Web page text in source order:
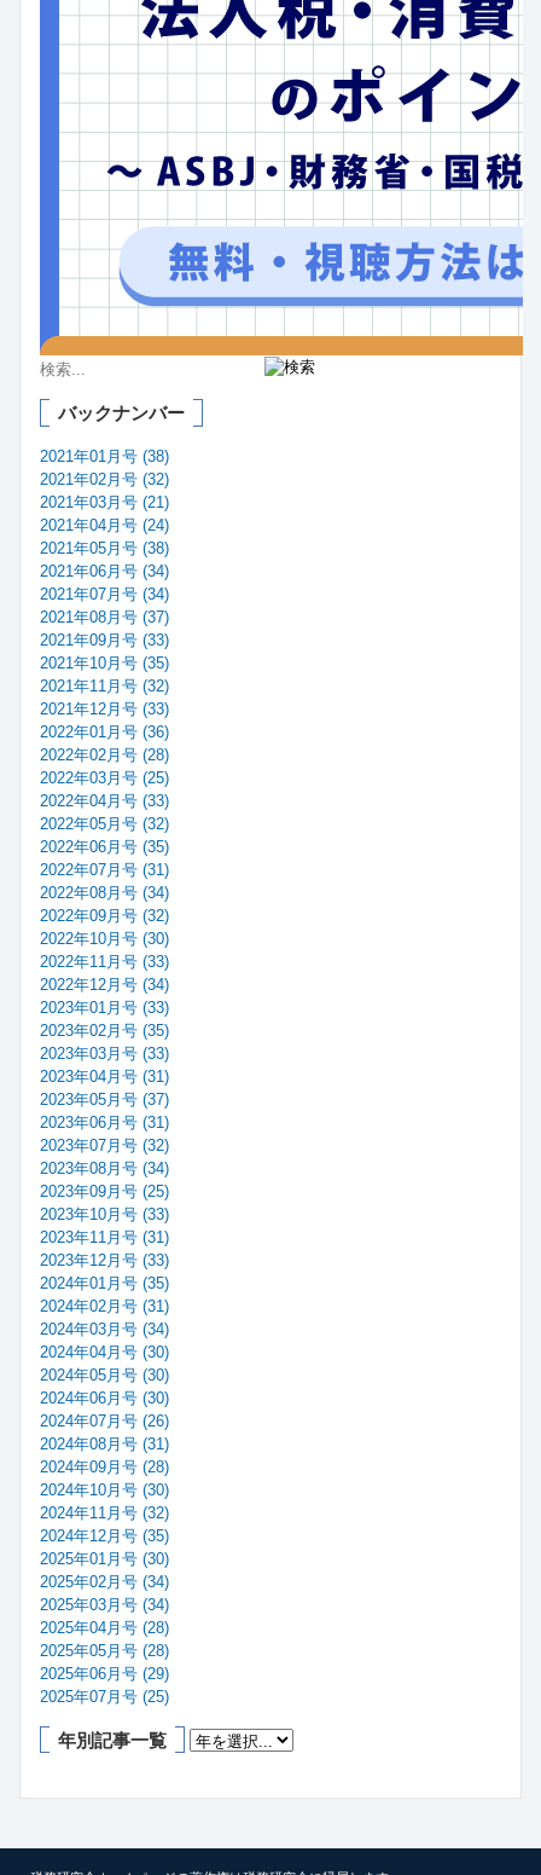
バックナンバー
2021年01月号 (38)
2021年02月号 (32)
2021年03月号 (21)
2021年04月号 (24)
2021年05月号 (38)
2021年06月号 (34)
2021年07月号 (34)
2021年08月号 (37)
2021年09月号 (33)
2021年10月号 (35)
2021年11月号 (32)
2021年12月号 (33)
2022年01月号 (36)
2022年02月号 (28)
2022年03月号 (25)
2022年04月号 (33)
2022年05月号 (32)
2022年06月号 (35)
2022年07月号 (31)
2022年08月号 (34)
2022年09月号 (32)
2022年10月号 (30)
2022年11月号 (33)
2022年12月号 (34)
2023年01月号 (33)
2023年02月号 (35)
2023年03月号 (33)
2023年04月号 (31)
2023年05月号 (37)
2023年06月号 (31)
2023年07月号 (32)
2023年08月号 (34)
2023年09月号 (25)
2023年10月号 (33)
2023年11月号 (31)
2023年12月号 (33)
2024年01月号 (35)
2024年02月号 (31)
2024年03月号 (34)
2024年04月号 (30)
2024年05月号 (30)
2024年06月号 (30)
2024年07月号 (26)
2024年08月号 (31)
2024年09月号 (28)
2024年10月号 (30)
2024年11月号 (32)
2024年12月号 (35)
2025年01月号 (30)
2025年02月号 (34)
2025年03月号 (34)
2025年04月号 (28)
2025年05月号 (28)
2025年06月号 (29)
2025年07月号 (25)
年別記事一覧